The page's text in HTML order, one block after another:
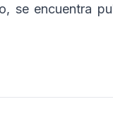
se encuentra